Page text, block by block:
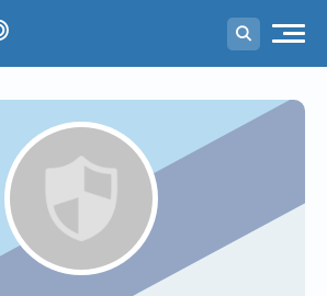
спорта
Waka Waka